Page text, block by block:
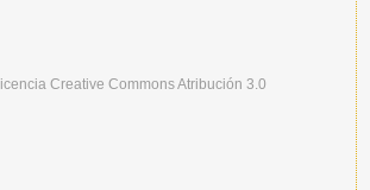
licencia Creative Commons Atribución 3.0